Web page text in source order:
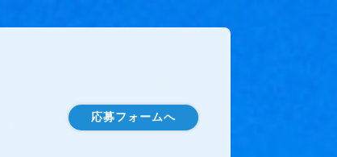
応募フォームへ